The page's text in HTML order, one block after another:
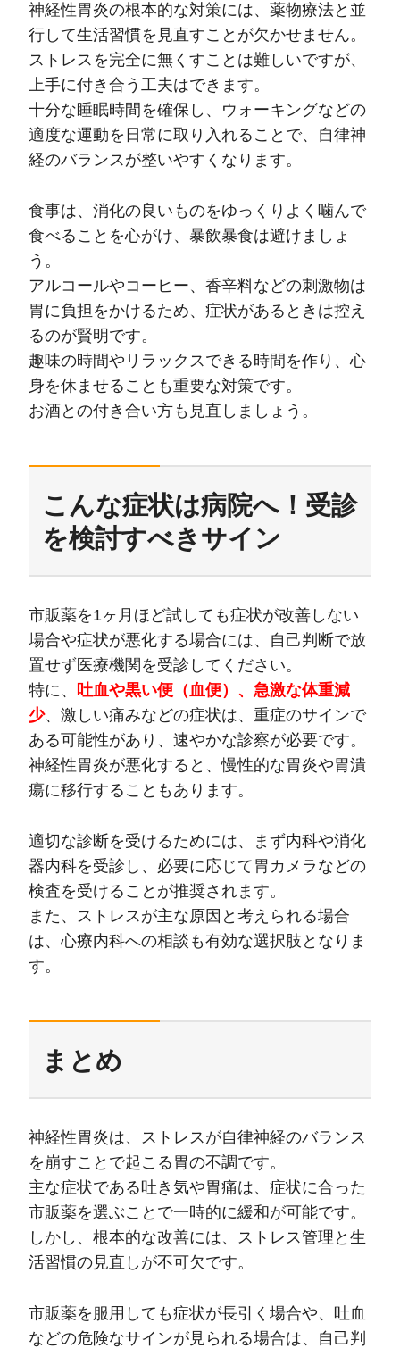
神経性胃炎の根本的な対策には、薬物療法と並
行して生活習慣を見直すことが欠かせません。
ストレスを完全に無くすことは難しいですが、
上手に付き合う工夫はできます。
十分な睡眠時間を確保し、ウォーキングなどの
適度な運動を日常に取り入れることで、自律神
経のバランスが整いやすくなります。
食事は、消化の良いものをゆっくりよく噛んで
食べることを心がけ、暴飲暴食は避けましょ
う。
アルコールやコーヒー、香辛料などの刺激物は
胃に負担をかけるため、症状があるときは控え
るのが賢明です。
趣味の時間やリラックスできる時間を作り、心
身を休ませることも重要な対策です。
お酒との付き合い方も見直しましょう。
こんな症状は病院へ！受診
を検討すべきサイン
市販薬を1ヶ月ほど試しても症状が改善しない
場合や症状が悪化する場合には、自己判断で放
置せず医療機関を受診してください。
特に、 吐血や黒い便（血便）、急激な体重減
少、激しい痛みなどの症状は、重症のサインで
ある可能性があり、速やかな診察が必要です。
神経性胃炎が悪化すると、慢性的な胃炎や胃潰
瘍に移行することもあります。
適切な診断を受けるためには、まず内科や消化
器内科を受診し、必要に応じて胃カメラなどの
検査を受けることが推奨されます。
また、ストレスが主な原因と考えられる場合
は、心療内科への相談も有効な選択肢となりま
す。
まとめ
神経性胃炎は、ストレスが自律神経のバランス
を崩すことで起こる胃の不調です。
主な症状である吐き気や胃痛は、症状に合った
市販薬を選ぶことで一時的に緩和が可能です。
しかし、根本的な改善には、ストレス管理と生
活習慣の見直しが不可欠です。
市販薬を服用しても症状が長引く場合や、吐血
などの危険なサインが見られる場合は、自己判